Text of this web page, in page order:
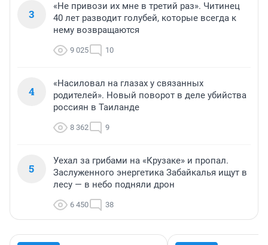
3
«Не привози их мне в третий раз». Читинец
40 лет разводит голубей, которые всегда к
нему возвращаются
9 025 10
4
«Насиловал на глазах у связанных
родителей». Новый поворот в деле убийства
россиян в Таиланде
8 362 9
5
Уехал за грибами на «Крузаке» и пропал.
Заслуженного энергетика Забайкалья ищут в
лесу — в небо подняли дрон
6 450 38